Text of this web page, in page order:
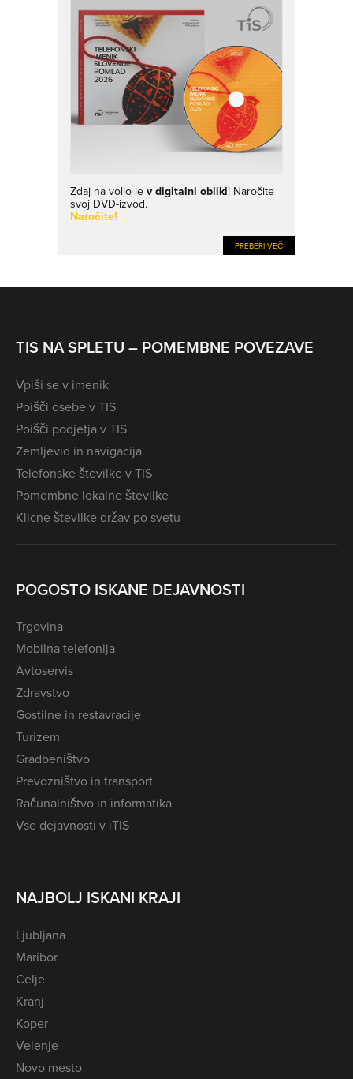
Zdaj na voljo le v digitalni obliki! Naročite
svoj DVD-izvod.
Naročite!
PREBERI VEČ
TIS NA SPLETU – POMEMBNE POVEZAVE
Vpiši se v imenik
Poišči osebe v TIS
Poišči podjetja v TIS
Zemljevid in navigacija
Telefonske številke v TIS
Pomembne lokalne številke
Klicne številke držav po svetu
POGOSTO ISKANE DEJAVNOSTI
Trgovina
Mobilna telefonija
Avtoservis
Zdravstvo
Gostilne in restavracije
Turizem
Gradbeništvo
Prevozništvo in transport
Računalništvo in informatika
Vse dejavnosti v iTIS
NAJBOLJ ISKANI KRAJI
Ljubljana
Maribor
Celje
Kranj
Koper
Velenje
Novo mesto